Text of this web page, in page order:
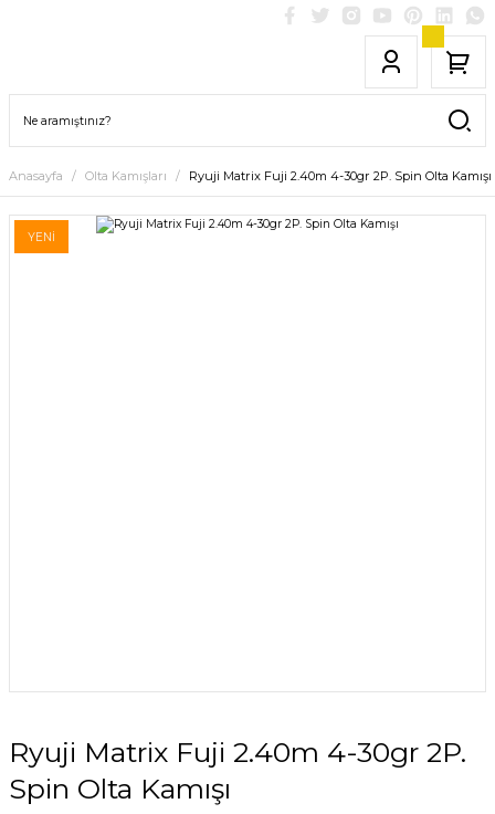
Anasayfa Olta Kamışları Ryuji Matrix Fuji 2.40m 4-30gr 2P. Spin Olta Kamışı
YENİ
Ryuji Matrix Fuji 2.40m 4-30gr 2P.
Spin Olta Kamışı